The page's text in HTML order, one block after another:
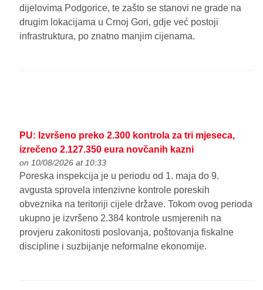
dijelovima Podgorice, te zašto se stanovi ne grade na
drugim lokacijama u Crnoj Gori, gdje već postoji
infrastruktura, po znatno manjim cijenama.
PU: Izvršeno preko 2.300 kontrola za tri mjeseca,
izrečeno 2.127.350 eura novčanih kazni
on 10/08/2026 at 10:33
Poreska inspekcija je u periodu od 1. maja do 9.
avgusta sprovela intenzivne kontrole poreskih
obveznika na teritoriji cijele države. Tokom ovog perioda
ukupno je izvršeno 2.384 kontrole usmjerenih na
provjeru zakonitosti poslovanja, poštovanja fiskalne
discipline i suzbijanje neformalne ekonomije.